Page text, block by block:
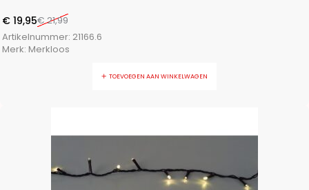
€21,99
€ 19,95
Artikelnummer: 21166.6
Merk: Merkloos
TOEVOEGEN AAN WINKELWAGEN